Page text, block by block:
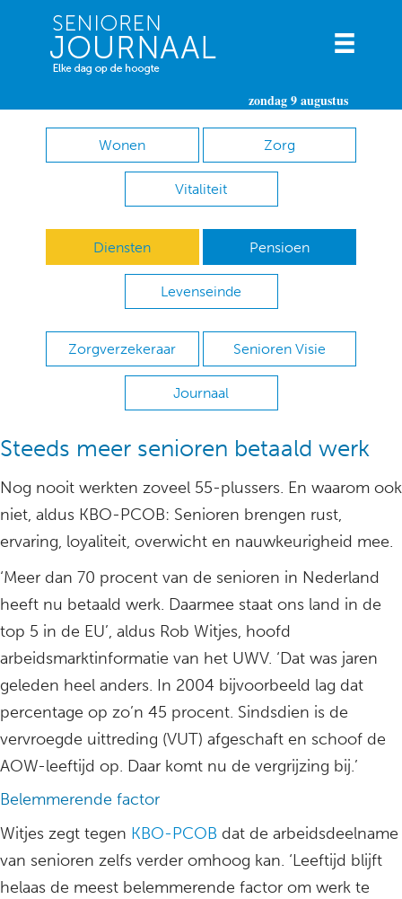
zondag 9 augustus
Wonen Zorg
Vitaliteit
Diensten Pensioen
Levenseinde
Zorgverzekeraar Senioren Visie
Journaal
Steeds meer senioren betaald werk
Nog nooit werkten zoveel 55-plussers. En waarom ook
niet, aldus KBO-PCOB: Senioren brengen rust,
ervaring, loyaliteit, overwicht en nauwkeurigheid mee.
‘Meer dan 70 procent van de senioren in Nederland
heeft nu betaald werk. Daarmee staat ons land in de
top 5 in de EU’, aldus Rob Witjes, hoofd
arbeidsmarktinformatie van het UWV. ‘Dat was jaren
geleden heel anders. In 2004 bijvoorbeeld lag dat
percentage op zo’n 45 procent. Sindsdien is de
vervroegde uittreding (VUT) afgeschaft en schoof de
AOW-leeftijd op. Daar komt nu de vergrijzing bij.’
Belemmerende factor
Witjes zegt tegen KBO-PCOB dat de arbeidsdeelname
van senioren zelfs verder omhoog kan. ‘Leeftijd blijft
helaas de meest belemmerende factor om werk te